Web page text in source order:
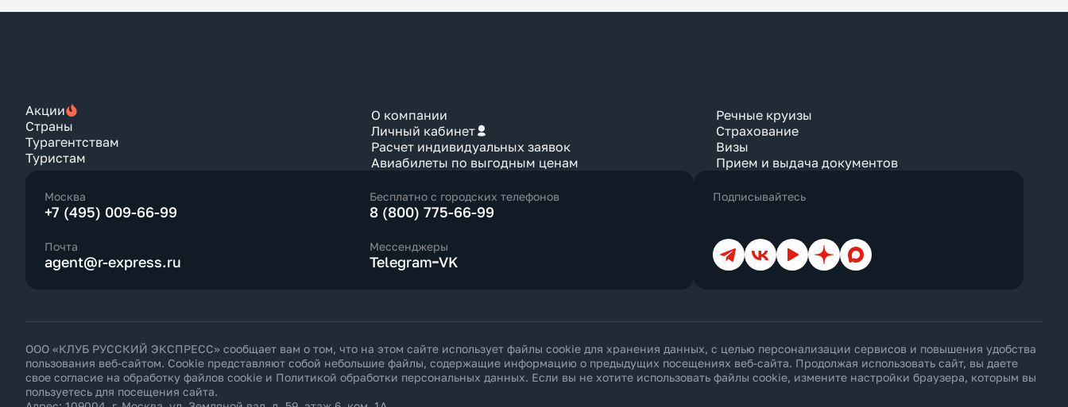
Акции
Страны
Турагентствам
Туристам
О компании
Личный кабинет
Расчет индивидуальных заявок
Авиабилеты по выгодным ценам
Речные круизы
Страхование
Визы
Прием и выдача документов
Москва
+7 (495) 009-66-99
Бесплатно с городских телефонов
8 (800) 775-66-99
Почта
agent@r-express.ru
Мессенджеры
Telegram VK
Подписывайтесь
ТелеграмВКонтакте
YouTubeДзен Max
ООО «КЛУБ РУССКИЙ ЭКСПРЕСС» сообщает вам о том, что на этом сайте использует файлы cookie для хранения данных, с целью персонализации сервисов и повышения удобства
пользования веб-сайтом. Cookie представляют собой небольшие файлы, содержащие информацию о предыдущих посещениях веб-сайта. Продолжая использовать сайт, вы даете
свое согласие на обработку файлов cookie и Политикой обработки персональных данных. Если вы не хотите использовать файлы cookie, измените настройки браузера, которым вы
пользуетесь для посещения сайта.